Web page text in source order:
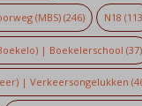
(MBS)(246) N18
| Boekelerschool (37)
| Verkeersongelukken